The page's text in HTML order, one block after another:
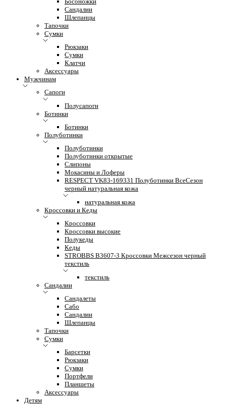
Сандалии
Шлепанцы
Тапочки
Сумки
Рюкзаки
Сумки
Клатчи
Аксессуары
Мужчинам
Сапоги
Полусапоги
Ботинки
Ботинки
Полуботинки
Полуботинки
Полуботинки открытые
Слипоны
Мокасины и Лоферы
RESPECT VK83-169331 Полуботинки ВсеСезон
черный натуральная кожа
натуральная кожа
Кроссовки и Кеды
Кроссовки
Кроссовки высокие
Полукеды
Кеды
STROBBS B3607-3 Кроссовки Межсезон черный
текстиль
текстиль
Сандалии
Сандалеты
Сабо
Сандалии
Шлепанцы
Тапочки
Сумки
Барсетки
Рюкзаки
Сумки
Портфели
Планшеты
Аксессуары
Детям